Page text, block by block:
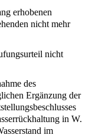
erhobenen
nicht mehr
nicht
des
Ergänzung der
in W.
im